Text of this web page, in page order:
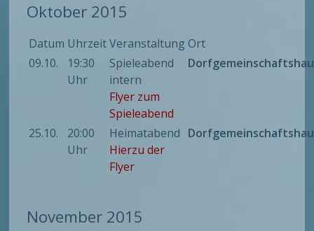
Oktober 2015
Datum Uhrzeit Veranstaltung Ort
09.10.
19:30
Uhr
Spieleabend
intern
Flyer zum
Spieleabend
25.10.
20:00
Uhr
Heimatabend
Hierzu der
Flyer
November 2015